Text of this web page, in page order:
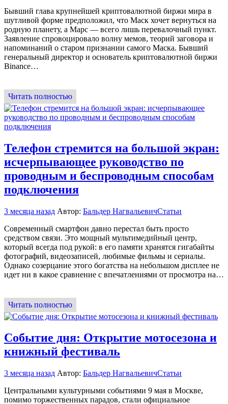
Бывший глава крупнейшей криптовалютной биржи мира в
шутливой форме предположил, что Маск хочет вернуться на
родную планету, а Марс — всего лишь перевалочный пункт.
Заявление спровоцировало волну мемов, теорий заговора и
напоминаний о старом признании самого Маска. Бывший
генеральный директор и основатель криптовалютной биржи
Binance…
Читать полностью
Телефон стремится на большой экран:
исчерпывающее руководство по
проводным и беспроводным способам
подключения
3 месяца назад Автор: Бальдер НагвальевичСтатьи
Современный смартфон давно перестал быть просто
средством связи. Это мощный мультимедийный центр,
который всегда под рукой: в его памяти хранятся гигабайты
фотографий, видеозаписей, любимые фильмы и сериалы.
Однако созерцание этого богатства на небольшом дисплее не
идет ни в какое сравнение с впечатлениями от просмотра на…
Читать полностью
Событие дня: Открытие мотосезона и
книжный фестиваль
3 месяца назад Автор: Бальдер НагвальевичСтатьи
Центральными культурными событиями 9 мая в Москве,
помимо торжественных парадов, стали официальное